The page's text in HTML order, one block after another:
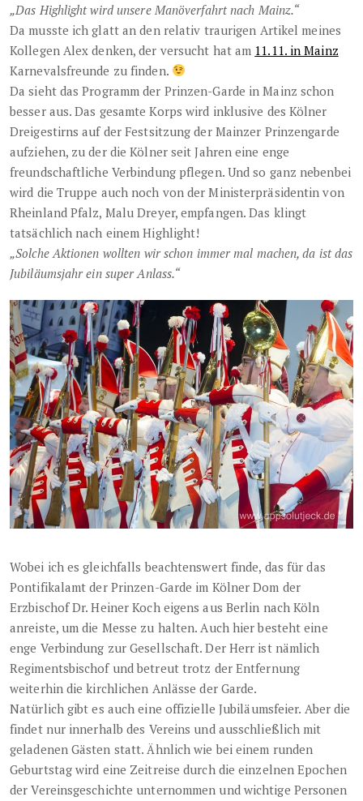
„Das Highlight wird unsere Manöverfahrt nach Mainz.“
Da musste ich glatt an den relativ traurigen Artikel meines
Kollegen Alex denken, der versucht hat am 11.11. in Mainz
Karnevalsfreunde zu finden.
Da sieht das Programm der Prinzen-Garde in Mainz schon
besser aus. Das gesamte Korps wird inklusive des Kölner
Dreigestirns auf der Festsitzung der Mainzer Prinzengarde
aufziehen, zu der die Kölner seit Jahren eine enge
freundschaftliche Verbindung pflegen. Und so ganz nebenbei
wird die Truppe auch noch von der Ministerpräsidentin von
Rheinland Pfalz, Malu Dreyer, empfangen. Das klingt
tatsächlich nach einem Highlight!
„Solche Aktionen wollten wir schon immer mal machen, da ist das
Jubiläumsjahr ein super Anlass.“
Wobei ich es gleichfalls beachtenswert finde, das für das
Pontifikalamt der Prinzen-Garde im Kölner Dom der
Erzbischof Dr. Heiner Koch eigens aus Berlin nach Köln
anreiste, um die Messe zu halten. Auch hier besteht eine
enge Verbindung zur Gesellschaft. Der Herr ist nämlich
Regimentsbischof und betreut trotz der Entfernung
weiterhin die kirchlichen Anlässe der Garde.
Natürlich gibt es auch eine offizielle Jubiläumsfeier. Aber die
findet nur innerhalb des Vereins und ausschließlich mit
geladenen Gästen statt. Ähnlich wie bei einem runden
Geburtstag wird eine Zeitreise durch die einzelnen Epochen
der Vereinsgeschichte unternommen und wichtige Personen